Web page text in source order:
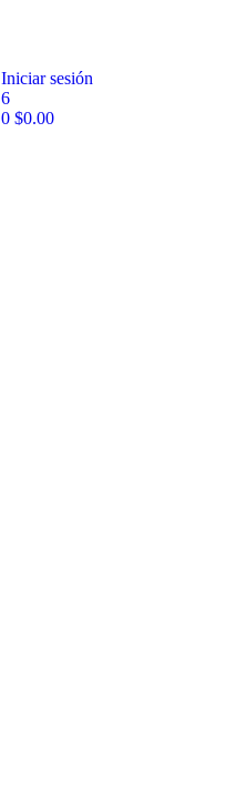
Iniciar sesión
6
0 $0.00